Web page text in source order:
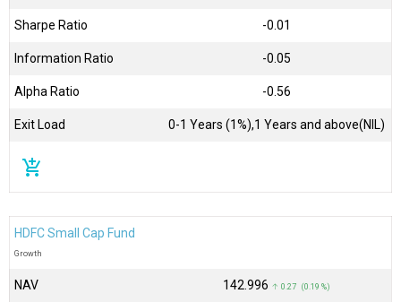
Sharpe Ratio -0.01
Information Ratio -0.05
Alpha Ratio -0.56
Exit Load 0-1 Years (1%),1 Years and above(NIL)
add_shopping_cart
HDFC Small Cap Fund
Growth
NAV ₹142.996 ↑ 0.27 (0.19 %)